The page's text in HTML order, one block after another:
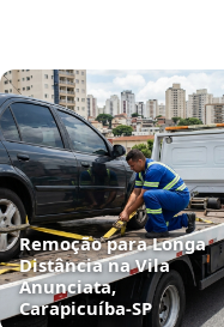
Remoção para Longa
Distância na Vila
Anunciata,
Carapicuíba‑SP